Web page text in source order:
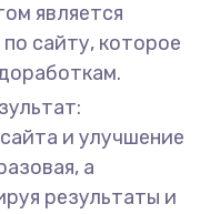
является
сайту, которое
и улучшение
а
результаты и